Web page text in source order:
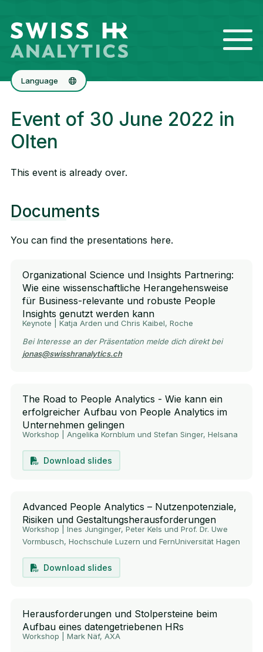
Language
Français
Event of 30 June 2022 in
Olten
This event is already over.
Documents
You can find the presentations here.
Organizational Science und Insights Partnering:
Wie eine wissenschaftliche Herangehensweise
für Business-relevante und robuste People
Insights genutzt werden kann
Keynote | Katja Arden und Chris Kaibel, Roche
Bei Interesse an der Präsentation melde dich direkt bei
jonas@swisshranalytics.ch
The Road to People Analytics - Wie kann ein
erfolgreicher Aufbau von People Analytics im
Unternehmen gelingen
Workshop | Angelika Kornblum und Stefan Singer, Helsana
Download slides
Advanced People Analytics – Nutzenpotenziale,
Risiken und Gestaltungsherausforderungen
Workshop | Ines Junginger, Peter Kels und Prof. Dr. Uwe
Vormbusch, Hochschule Luzern und FernUniversität Hagen
Download slides
Herausforderungen und Stolpersteine beim
Aufbau eines datengetriebenen HRs
Workshop | Mark Näf, AXA